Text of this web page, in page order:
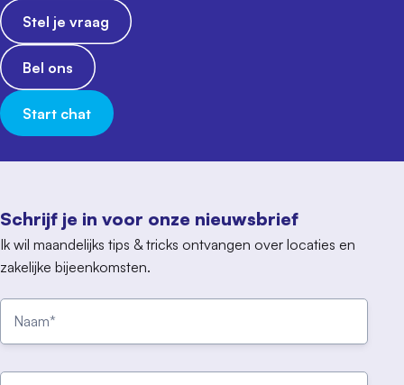
Schrijf je in voor onze nieuwsbrief
Ik wil maandelijks tips & tricks ontvangen over locaties en
zakelijke bijeenkomsten.
Stel je vraag
Bel ons
Start chat